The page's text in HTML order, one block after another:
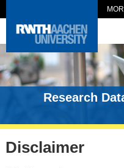
Research
Disclaimer